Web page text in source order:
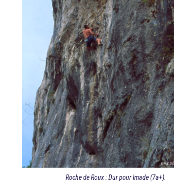
Roche de Roux : Dur pour Imade (7a+).